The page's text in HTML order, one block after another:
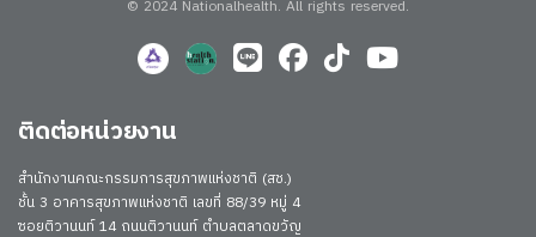
© 2024 Nationalhealth. All rights reserved.
ติดต่อหน่วยงาน
สำนักงานคณะกรรมการสุขภาพแห่งชาติ (สช.)
ชั้น 3 อาคารสุขภาพแห่งชาติ เลขที่ 88/39 หมู่ 4
ซอยติวานนท์ 14 ถนนติวานนท์ ตำบลตลาดขวัญ